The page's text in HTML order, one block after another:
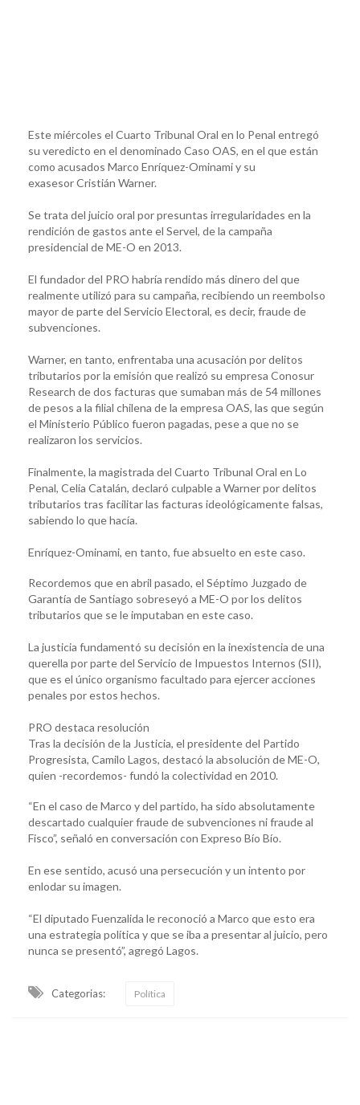
Este miércoles el Cuarto Tribunal Oral en lo Penal entregó
su veredicto en el denominado Caso OAS, en el que están
como acusados Marco Enríquez-Ominami y su
exasesor Cristián Warner.
Se trata del juicio oral por presuntas irregularidades en la
rendición de gastos ante el Servel, de la campaña
presidencial de ME-O en 2013.
El fundador del PRO habría rendido más dinero del que
realmente utilizó para su campaña, recibiendo un reembolso
mayor de parte del Servicio Electoral, es decir, fraude de
subvenciones.
Warner, en tanto, enfrentaba una acusación por delitos
tributarios por la emisión que realizó su empresa Conosur
Research de dos facturas que sumaban más de 54 millones
de pesos a la filial chilena de la empresa OAS, las que según
el Ministerio Público fueron pagadas, pese a que no se
realizaron los servicios.
Finalmente, la magistrada del Cuarto Tribunal Oral en Lo
Penal, Celia Catalán, declaró culpable a Warner por delitos
tributarios tras facilitar las facturas ideológicamente falsas,
sabiendo lo que hacía.
Enríquez-Ominami, en tanto, fue absuelto en este caso.
Recordemos que en abril pasado, el Séptimo Juzgado de
Garantía de Santiago sobreseyó a ME-O por los delitos
tributarios que se le imputaban en este caso.
La justicia fundamentó su decisión en la inexistencia de una
querella por parte del Servicio de Impuestos Internos (SII),
que es el único organismo facultado para ejercer acciones
penales por estos hechos.
PRO destaca resolución
Tras la decisión de la Justicia, el presidente del Partido
Progresista, Camilo Lagos, destacó la absolución de ME-O,
quien -recordemos- fundó la colectividad en 2010.
“En el caso de Marco y del partido, ha sido absolutamente
descartado cualquier fraude de subvenciones ni fraude al
Fisco”, señaló en conversación con Expreso Bío Bío.
En ese sentido, acusó una persecución y un intento por
enlodar su imagen.
“El diputado Fuenzalida le reconoció a Marco que esto era
una estrategia política y que se iba a presentar al juicio, pero
nunca se presentó”, agregó Lagos.
Categorias: Política